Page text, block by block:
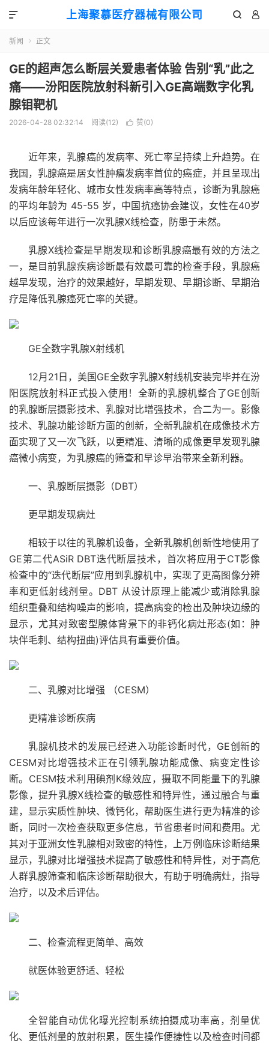
上海聚慕医疗器械有限公司  

新闻  正文
GE的超声怎么断层关爱患者体验 告别“乳”此之
痛——汾阳医院放射科新引入GE高端数字化乳
腺钼靶机
2026-04-28 02:32:14 阅读(12)  赞(0)
近年来，乳腺癌的发病率、死亡率呈持续上升趋势。在
我国，乳腺癌是居女性肿瘤发病率首位的癌症，并且呈现出
发病年龄年轻化、城市女性发病率高等特点，诊断为乳腺癌
的平均年龄为 45-55 岁，中国抗癌协会建议，女性在40岁
以后应该每年进行一次乳腺X线检查，防患于未然。
乳腺X线检查是早期发现和诊断乳腺癌最有效的方法之
一，是目前乳腺疾病诊断最有效最可靠的检查手段，乳腺癌
越早发现，治疗的效果越好，早期发现、早期诊断、早期治
疗是降低乳腺癌死亡率的关键。
GE全数字乳腺X射线机
12月21日，美国GE全数字乳腺X射线机安装完毕并在汾
阳医院放射科正式投入使用！全新的乳腺机整合了GE创新
的乳腺断层摄影技术、乳腺对比增强技术，合二为一。影像
技术、乳腺功能诊断方面的创新，全新乳腺机在成像技术方
面实现了又一次飞跃，以更精准、清晰的成像更早发现乳腺
癌微小病变，为乳腺癌的筛查和早诊早治带来全新利器。
一、乳腺断层摄影（DBT）
更早期发现病灶
相较于以往的乳腺机设备，全新乳腺机创新性地使用了
GE第二代ASiR DBT迭代断层技术，首次将应用于CT影像
检查中的“迭代断层”应用到乳腺机中，实现了更高图像分辨
率和更低射线剂量。DBT 从设计原理上能减少或消除乳腺
组织重叠和结构噪声的影响，提高病变的检出及肿块边缘的
显示，尤其对致密型腺体背景下的非钙化病灶形态(如：肿
块伴毛刺、结构扭曲)评估具有重要价值。
二、乳腺对比增强 （CESM）
更精准诊断疾病
乳腺机技术的发展已经进入功能诊断时代，GE创新的
CESM对比增强技术正在引领乳腺功能成像、病变定性诊
断。CESM技术利用碘剂K缘效应，摄取不同能量下的乳腺
影像，提升乳腺X线检查的敏感性和特异性，通过融合与重
建，显示实质性肿块、微钙化，帮助医生进行更为精准的诊
断，同时一次检查获取更多信息，节省患者时间和费用。尤
其对于亚洲女性乳腺相对致密的特性，上万例临床诊断结果
显示，乳腺对比增强技术提高了敏感性和特异性，对于高危
人群乳腺筛查和临床诊断帮助很大，有助于明确病灶，指导
治疗，以及术后评估。
二、检查流程更简单、高效
就医体验更舒适、轻松
全智能自动优化曝光控制系统拍摄成功率高，剂量优
化、更低剂量的放射积累，医生操作便捷性以及检查时间都